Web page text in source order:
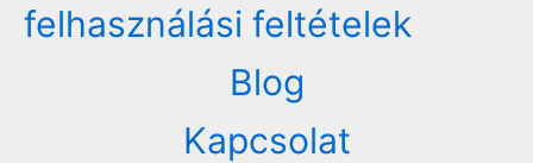
felhasználási feltételek
Blog
Kapcsolat